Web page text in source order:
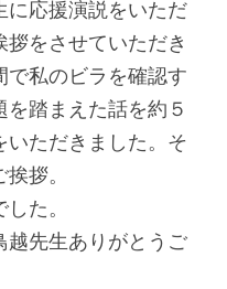
に応援演説をいただ
をさせていただき
で私のビラを確認す
踏まえた話を約５
いただきました。そ
拶。
た。
越先生ありがとうご